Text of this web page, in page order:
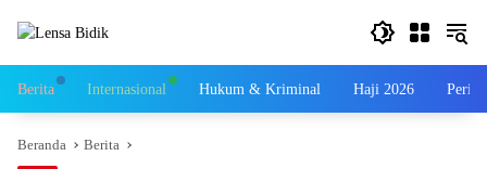
Berita Internasional Hukum & Kriminal Haji 2026
Beranda Berita